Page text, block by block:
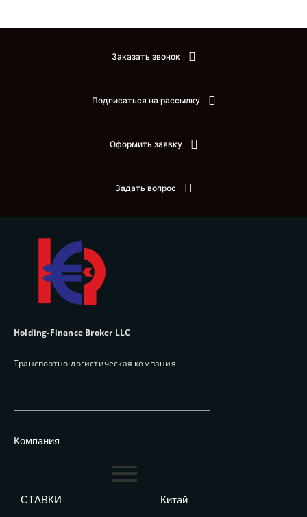
Заказать звонок
Подписаться на рассылку
Оформить заявку
Задать вопрос
Holding-Finance Broker LLC
Транспортно-логистическая компания
Компания
СТАВКИ
Китай